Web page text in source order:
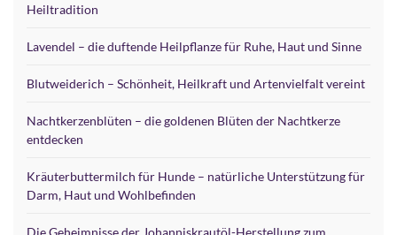
Heiltradition
Lavendel – die duftende Heilpflanze für Ruhe, Haut und Sinne
Blutweiderich – Schönheit, Heilkraft und Artenvielfalt vereint
Nachtkerzenblüten – die goldenen Blüten der Nachtkerze
entdecken
Kräuterbuttermilch für Hunde – natürliche Unterstützung für
Darm, Haut und Wohlbefinden
Die Geheimnisse der Johanniskrautöl-Herstellung zum